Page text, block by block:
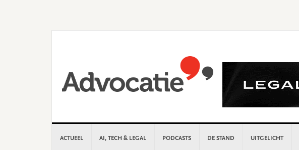
ACTUEEL AI, TECH & LEGAL PODCASTS DE STAND UITGELICHT